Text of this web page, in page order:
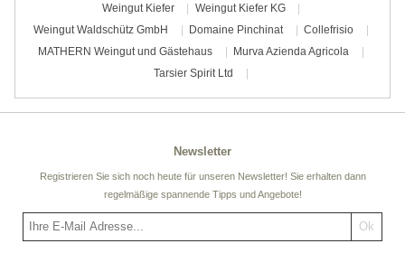
Weingut Kiefer
Weingut Kiefer KG
Weingut Waldschütz GmbH
Domaine Pinchinat
Collefrisio
MATHERN Weingut und Gästehaus
Murva Azienda Agricola
Tarsier Spirit Ltd
Newsletter
Registrieren Sie sich noch heute für unseren Newsletter! Sie erhalten dann
regelmäßige spannende Tipps und Angebote!